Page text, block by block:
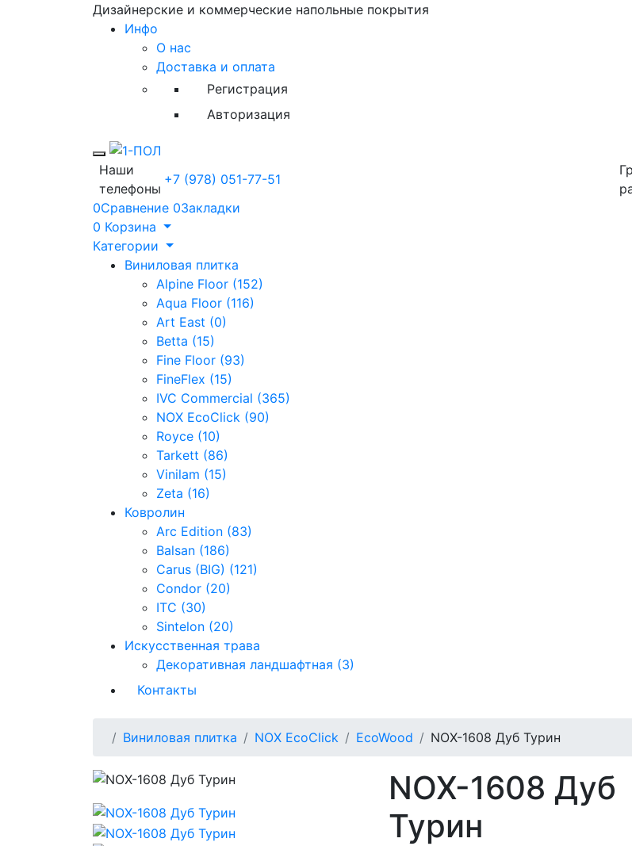
Дизайнерские и коммерческие напольные покрытия
Инфо
О нас
Доставка и оплата
Регистрация
Авторизация
Toggle mobile menu
Наши
телефоны
+7 (978) 051-77-51
0Сравнение 0Закладки
0 Корзина
Категории
Виниловая плитка
Alpine Floor (152)
Aqua Floor (116)
Art East (0)
Betta (15)
Fine Floor (93)
FineFlex (15)
IVC Commercial (365)
NOX EcoClick (90)
Royce (10)
Tarkett (86)
Vinilam (15)
Zeta (16)
Ковролин
Arc Edition (83)
Balsan (186)
Carus (BIG) (121)
Condor (20)
ITC (30)
Sintelon (20)
Искусственная трава
Декоративная ландшафтная (3)
Контакты
Виниловая плитка NOX EcoClick EcoWood NOX-1608 Дуб Турин
NOX-1608 Дуб
Турин